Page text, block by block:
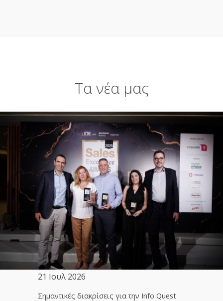
Τα νέα μας
21 Ιουλ 2026
Σημαντικές διακρίσεις για την Info Quest